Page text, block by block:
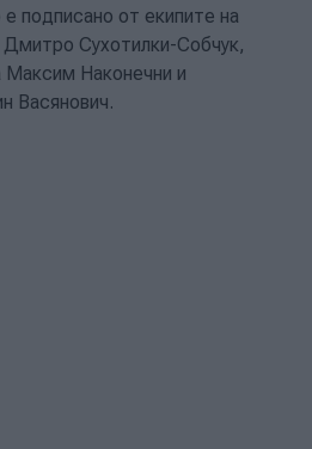
подписано от екипите на
Сухотилки-Собчук,
Максим Наконечни и
Васянович.